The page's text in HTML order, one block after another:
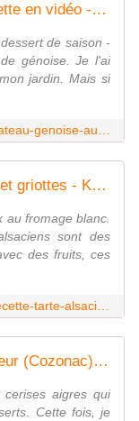
Gâteau génoise aux griottes - Recette en vidéo - www.sucreetepices.com
de saison -
génoise. Je l'ai
jardin. Mais si
Tarte alsacienne au fromage blanc et griottes - Käsekuchen - www.sucreetepices.com
fromage blanc.
sont des
des fruits, ces
Brioche aux griottes en forme de fleur (Cozonac) - www.sucreetepices.com
aigres qui
Cette fois, je